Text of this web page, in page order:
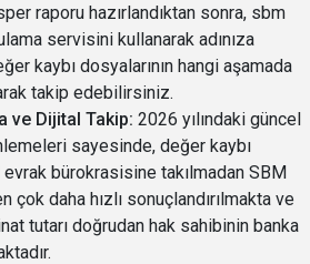
raporu hazırlandıktan sonra, sbm
servisini kullanarak adınıza
kaybı dosyalarının hangi aşamada
takip edebilirsiniz.
ve Dijital Takip: 2026 yılındaki güncel
sayesinde, değer kaybı
bürokrasisine takılmadan SBM
çok daha hızlı sonuçlandırılmakta ve
tutarı doğrudan hak sahibinin banka